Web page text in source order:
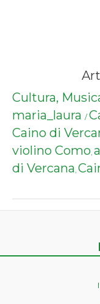
Cultura,
maria_laura /
Caino di
violino Como,
di Vercana,